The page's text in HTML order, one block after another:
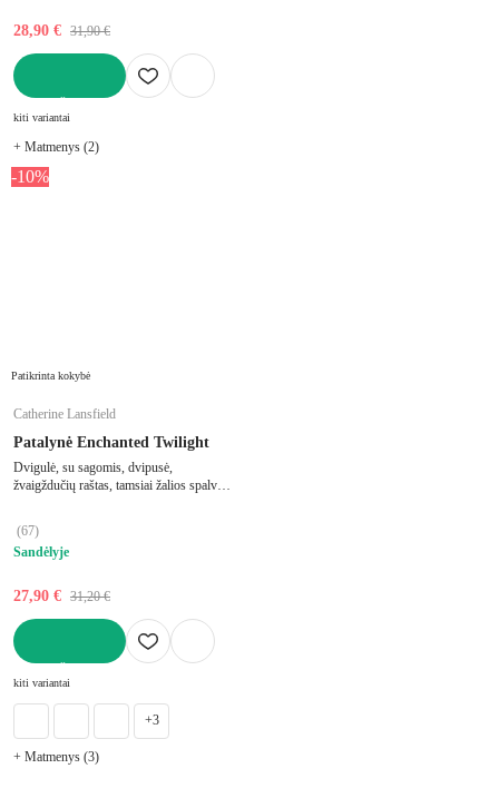
28,90 € 31,90 €
kiti variantai
+ Matmenys (2)
-10%
Patikrinta kokybė
Catherine Lansfield
Patalynė Enchanted Twilight
Dvigulė, su sagomis, dvipusė,
žvaigždučių raštas, tamsiai žalios spalvos,
(67)
Sandėlyje
27,90 € 31,20 €
kiti variantai
+3
+ Matmenys (3)